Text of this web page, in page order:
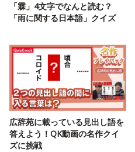
「霖」4文字でなんと読む？
「雨に関する日本語」クイズ
広辞苑に載っている見出し語を
答えよう！QK動画の名作クイ
ズに挑戦